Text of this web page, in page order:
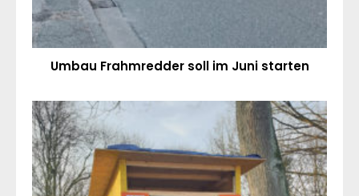
Umbau Frahmredder soll im Juni starten